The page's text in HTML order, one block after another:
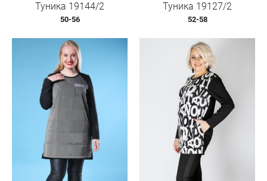
Туника 19144/2
50-56
Туника 19127/2
52-58